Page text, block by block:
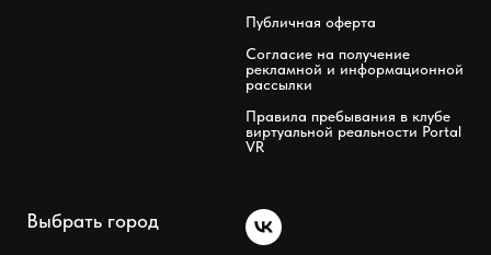
Публичная оферта
Согласие на получение
рекламной и информационной
рассылки
Правила пребывания в клубе
виртуальной реальности Portal
VR
Выбрать город